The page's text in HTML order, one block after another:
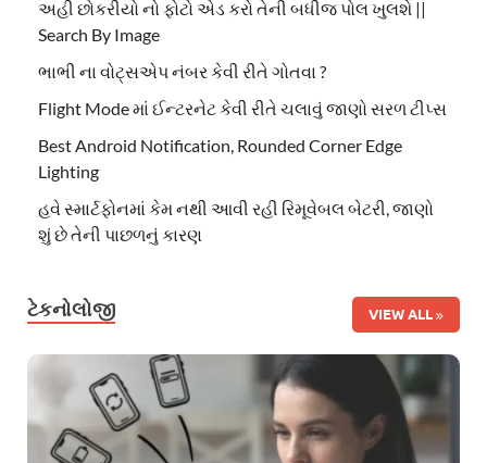
અહી છોકરીયો નો ફોટો એડ કરો તેની બધીજ પોલ ખુલશે ||
Search By Image
ભાભી ના વોટ્સએપ નંબર કેવી રીતે ગોતવા ?
Flight Mode માં ઈન્ટરનેટ કેવી રીતે ચલાવું જાણો સરળ ટીપ્સ
Best Android Notification, Rounded Corner Edge
Lighting
હવે સ્માર્ટફોનમાં કેમ નથી આવી રહી રિમૂવેબલ બેટરી, જાણો
શું છે તેની પાછળનું કારણ
ટેકનોલોજી VIEW ALL